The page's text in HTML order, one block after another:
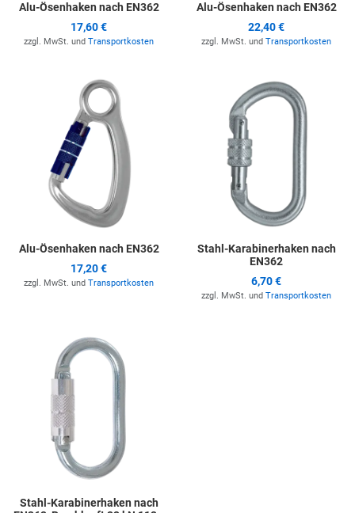
Alu-Ösenhaken nach EN362
17,60 €
zzgl. MwSt. und Transportkosten
Alu-Ösenhaken nach EN362
22,40 €
zzgl. MwSt. und Transportkosten
Zur Merkliste hinzufügen
Alu-Ösenhaken nach EN362
17,20 €
zzgl. MwSt. und Transportkosten
Stahl-Karabinerhaken nach
EN362
6,70 €
zzgl. MwSt. und Transportkosten
Stahl-Karabinerhaken nach